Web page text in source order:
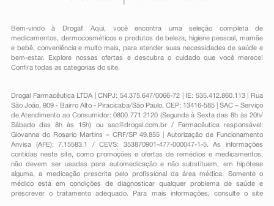
Bem-vindo à Drogal! Aqui, você encontra uma seleção completa de
medicamentos , dermocosméticos e produtos de beleza, higiene pessoal ,mamãe
e bebê, conveniênciae muito mais, para atender suas necessidades de saúde e
bem-estar. Explore nossas ofertas e descubra o cuidado que você merece!
Confira todas as categorias do site.
Drogal Farmacêutica LTDA | CNPJ: 54.375.647/0066-72 | IE: 535.412.860.113 | Rua
São João, 909 - Bairro Alto - Piracicaba/São Paulo, CEP: 13416-585 | SAC – Serviço
de Atendimento ao Consumidor: 0800 771 2120 (Segunda à Sexta das 8h às 20h/
Sábado das 8h às 15h) ou sac@drogal.com.br/ Farmacêutica responsável:
Giovanna do Rosario Martins – CRF/SP 49.855 | Autorização de Funcionamento
Anvisa (AFE): 7.15583.1 / CEVS: 353870901-477-000047-1-5. As informações
contidas neste site, como promoções e ofertas de remédios e medicamentos,
não devem ser usadas para automedicação e não substituem, em hipótese
alguma, a medicação prescrita pelo profissional da área médica. Somente o
médico está em condições de diagnosticar qualquer problema de saúde e
prescrever o tratamento adequado. Para mais informações, consulte o site